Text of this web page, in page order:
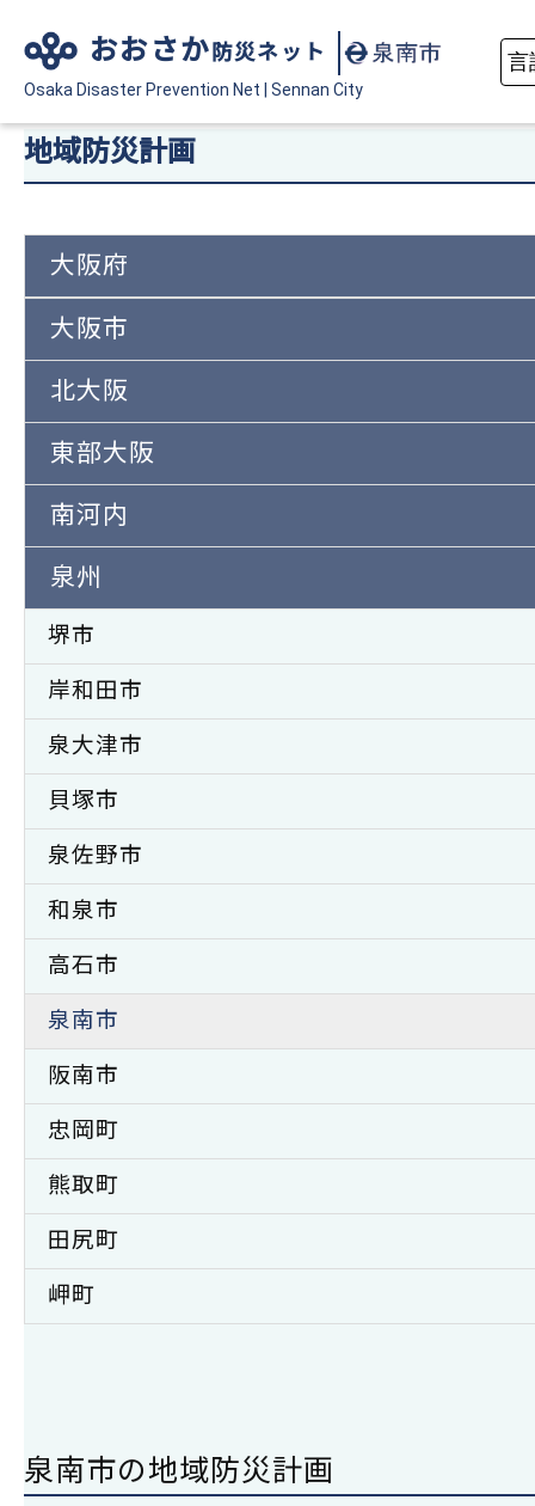
おおさか 防災ネット
Osaka Disaster Prevention Net Sennan City
地域防災計画
大阪府
大阪市
北大阪
東部大阪
南河内
泉州
堺市
岸和田市
泉大津市
貝塚市
泉佐野市
和泉市
高石市
泉南市
阪南市
忠岡町
熊取町
田尻町
岬町
泉南市の地域防災計画